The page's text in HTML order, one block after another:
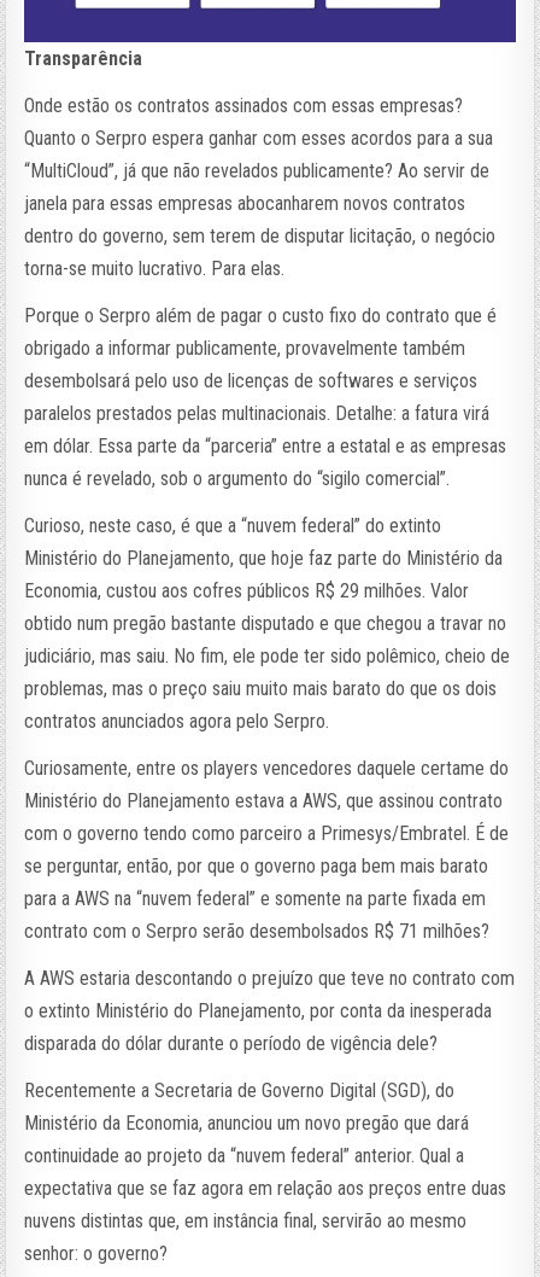
Transparência
Onde estão os contratos assinados com essas empresas?
Quanto o Serpro espera ganhar com esses acordos para a sua
“MultiCloud”, já que não revelados publicamente? Ao servir de
janela para essas empresas abocanharem novos contratos
dentro do governo, sem terem de disputar licitação, o negócio
torna-se muito lucrativo. Para elas.
Porque o Serpro além de pagar o custo fixo do contrato que é
obrigado a informar publicamente, provavelmente também
desembolsará pelo uso de licenças de softwares e serviços
paralelos prestados pelas multinacionais. Detalhe: a fatura virá
em dólar. Essa parte da “parceria” entre a estatal e as empresas
nunca é revelado, sob o argumento do “sigilo comercial”.
Curioso, neste caso, é que a “nuvem federal” do extinto
Ministério do Planejamento, que hoje faz parte do Ministério da
Economia, custou aos cofres públicos R$ 29 milhões. Valor
obtido num pregão bastante disputado e que chegou a travar no
judiciário, mas saiu. No fim, ele pode ter sido polêmico, cheio de
problemas, mas o preço saiu muito mais barato do que os dois
contratos anunciados agora pelo Serpro.
Curiosamente, entre os players vencedores daquele certame do
Ministério do Planejamento estava a AWS, que assinou contrato
com o governo tendo como parceiro a Primesys/Embratel. É de
se perguntar, então, por que o governo paga bem mais barato
para a AWS na “nuvem federal” e somente na parte fixada em
contrato com o Serpro serão desembolsados R$ 71 milhões?
A AWS estaria descontando o prejuízo que teve no contrato com
o extinto Ministério do Planejamento, por conta da inesperada
disparada do dólar durante o período de vigência dele?
Recentemente a Secretaria de Governo Digital (SGD), do
Ministério da Economia, anunciou um novo pregão que dará
continuidade ao projeto da “nuvem federal” anterior. Qual a
expectativa que se faz agora em relação aos preços entre duas
nuvens distintas que, em instância final, servirão ao mesmo
senhor: o governo?